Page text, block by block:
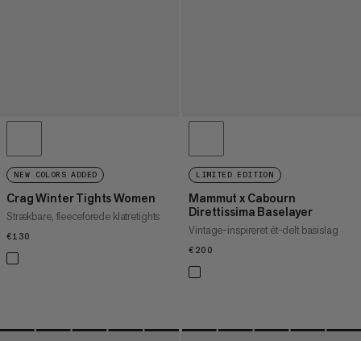
NEW COLORS ADDED
Crag Winter Tights Women
Strækbare, fleeceforede klatretights
€130
LIMITED EDITION
Mammut x Cabourn
Direttissima Baselayer
Vintage-inspireret ét-delt basislag
€200